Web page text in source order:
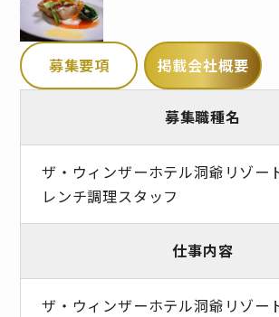
募集要項 掲載会社概要
募集職種名
ザ・ウィンザーホテル洞爺リゾー
レンチ調理スタッフ
仕事内容
ザ・ウィンザーホテル洞爺リゾー